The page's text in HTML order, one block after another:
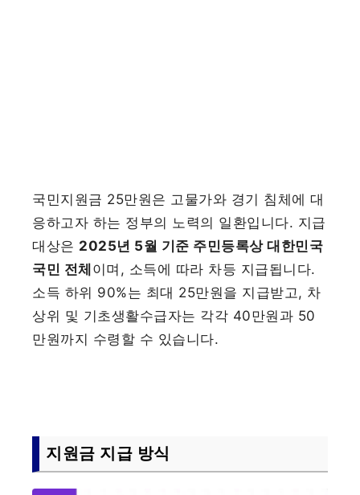
국민지원금 25만원은 고물가와 경기 침체에 대
응하고자 하는 정부의 노력의 일환입니다. 지급
대상은 2025년 5월 기준 주민등록상 대한민국
국민 전체이며, 소득에 따라 차등 지급됩니다.
소득 하위 90%는 최대 25만원을 지급받고, 차
상위 및 기초생활수급자는 각각 40만원과 50
만원까지 수령할 수 있습니다.
지원금 지급 방식